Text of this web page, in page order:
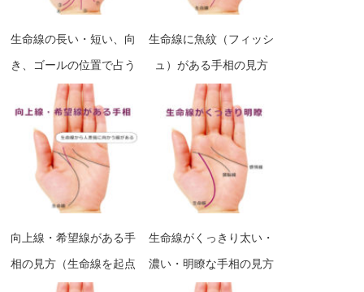
生命線の長い・短い、向
き、ゴールの位置で占う
手相の見方
生命線に魚紋（フィッシ
ュ）がある手相の見方
向上線・希望線がある手
相の見方（生命線を起点
にした人差し指に向かう
生命線がくっきり太い・
濃い・明瞭な手相の見方